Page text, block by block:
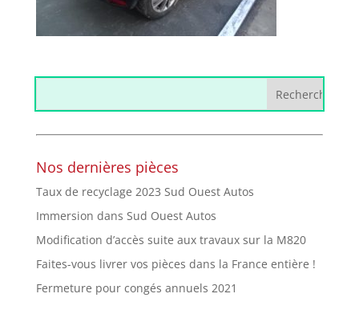
Nos dernières pièces
Taux de recyclage 2023 Sud Ouest Autos
Immersion dans Sud Ouest Autos
Modification d’accès suite aux travaux sur la M820
Faites-vous livrer vos pièces dans la France entière !
Fermeture pour congés annuels 2021